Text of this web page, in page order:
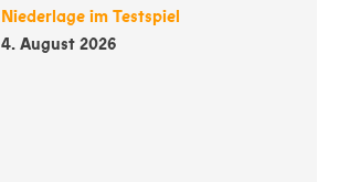
Niederlage im Testspiel
4. August 2026